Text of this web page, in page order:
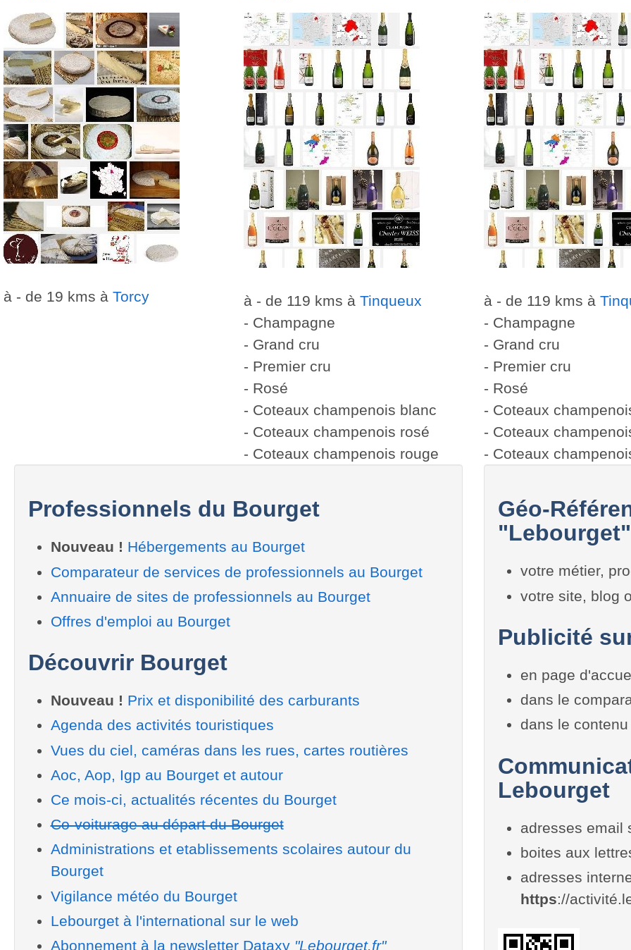
à - de 19 kms à Torcy à - de 119 kms à Tinqueux
- Champagne
- Grand cru
- Premier cru
- Rosé
- Coteaux champenois blanc
- Coteaux champenois rosé
- Coteaux champenois rouge
à - de 119 kms à
- Champagne
- Grand cru
- Premier cru
- Rosé
- Coteaux
- Coteaux
- Coteaux
Professionnels du Bourget
Nouveau ! Hébergements au Bourget
Comparateur de services de professionnels au Bourget
Annuaire de sites de professionnels au Bourget
Offres d'emploi au Bourget
Découvrir Bourget
Nouveau ! Prix et disponibilité des carburants
Agenda des activités touristiques
Vues du ciel, caméras dans les rues, cartes routières
Aoc, Aop, Igp au Bourget et autour
Ce mois-ci, actualités récentes du Bourget
Co-voiturage au départ du Bourget
Administrations et etablissements scolaires autour du
Bourget
Vigilance météo du Bourget
Lebourget à l'international sur le web
Abonnement à la newsletter Dataxy "Lebourget.fr"
Géo-
votre métier,
votre site, blog
Publicité
en page
dans le
dans le
Lebourget
adresses email
boites aux
adresses
https://